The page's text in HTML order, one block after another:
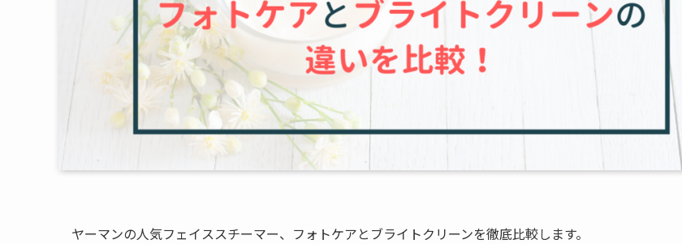
ヤーマンの人気フェイススチーマー、フォトケアとブライトクリーンを徹底比較します。